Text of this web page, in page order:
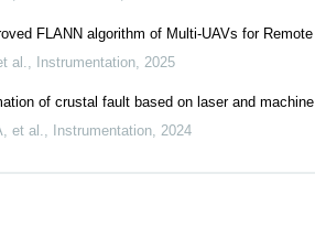
FLANN algorithm of Multi-UAVs for
al., Instrumentation, 2025
of crustal fault based on laser and
et al., Instrumentation, 2024